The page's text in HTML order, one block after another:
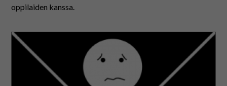
oppilaiden kanssa.